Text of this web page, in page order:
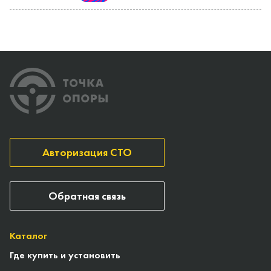
Каталог
Где купить и установить
Авторизация СТО
Обратная связь